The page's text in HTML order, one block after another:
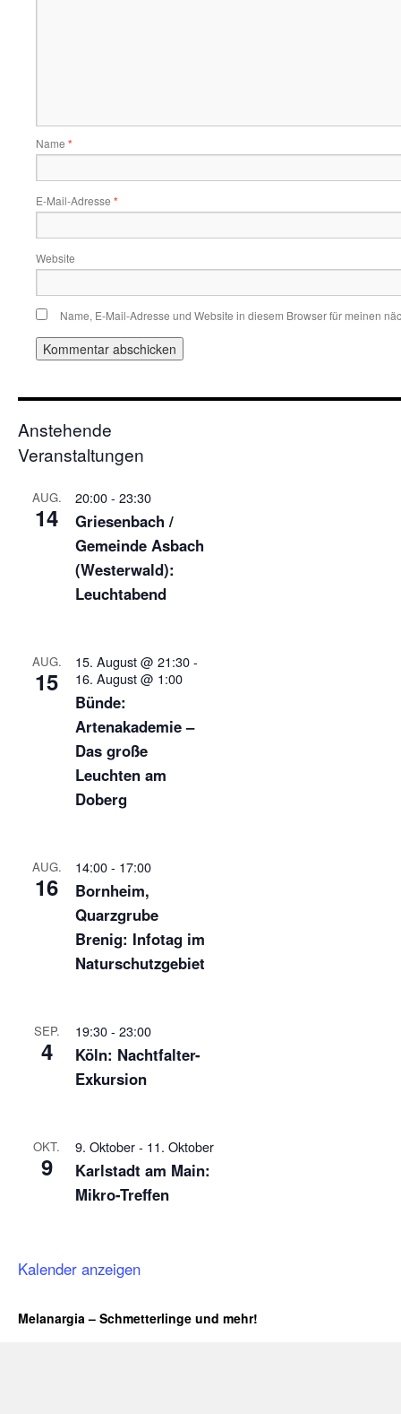
Name *
E-Mail-Adresse *
Website
Name, E-Mail-Adresse und Website in diesem Browser für meinen
Anstehende
Veranstaltungen
AUG.
14
20:00- 23:30
Griesenbach /
Gemeinde Asbach
(Westerwald):
Leuchtabend
AUG.
15
15. August @ 21:30-
16. August @ 1:00
Bünde:
Artenakademie –
Das große
Leuchten am
Doberg
AUG.
16
14:00- 17:00
Bornheim,
Quarzgrube
Brenig: Infotag im
Naturschutzgebiet
SEP.
4
19:30- 23:00
Köln: Nachtfalter-
Exkursion
OKT.
9
9. Oktober- 11. Oktober
Karlstadt am Main:
Mikro-Treffen
Kalender anzeigen
Melanargia – Schmetterlinge und mehr!